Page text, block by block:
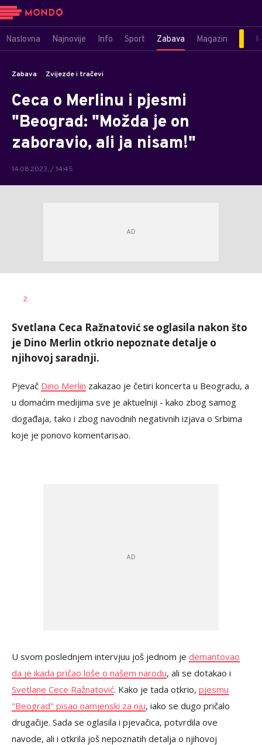
Naslovna Najnovije Info Sport Zabava Magazin
Zabava Zvijezde i tračevi
Ceca o Merlinu i pjesmi
"Beograd: "Možda je on
zaboravio, ali ja nisam!"
14.08.2023. / 14:45
AUTOR
2
Svetlana Ceca Ražnatović se oglasila nakon što
je Dino Merlin otkrio nepoznate detalje o
njihovoj saradnji.
Pjevač Dino Merlin zakazao je četiri koncerta u Beogradu, a
u domaćim medijima sve je aktuelniji - kako zbog samog
događaja, tako i zbog navodnih negativnih izjava o Srbima
koje je ponovo komentarisao.
U svom poslednjem intervjuu još jednom je demantovao
da je ikada pričao loše o našem narodu, ali se dotakao i
Svetlane Cece Ražnatović. Kako je tada otkrio, pjesmu
"Beograd" pisao namjenski za nju, iako se dugo pričalo
drugačije. Sada se oglasila i pjevačica, potvrdila ove
navode, ali i otkrila još nepoznatih detalja o njihovoj